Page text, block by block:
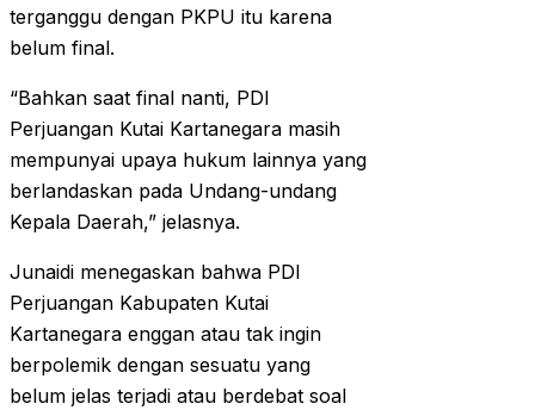
terganggu dengan PKPU itu karena
belum final.
“Bahkan saat final nanti, PDI
Perjuangan Kutai Kartanegara masih
mempunyai upaya hukum lainnya yang
berlandaskan pada Undang-undang
Kepala Daerah,” jelasnya.
Junaidi menegaskan bahwa PDI
Perjuangan Kabupaten Kutai
Kartanegara enggan atau tak ingin
berpolemik dengan sesuatu yang
belum jelas terjadi atau berdebat soal